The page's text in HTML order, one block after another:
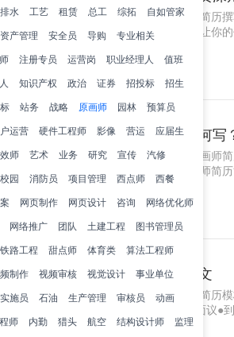
水 工艺 租赁 总工 综拓
自如管家
资产管理 安全员 导购
专业相关
注册专员 运营岗 职业经理人
值班
知识产权 政治 证券 招投标
招生
站务 战略 原画师 园林
预算员
运营 硬件工程师 影像 营运
应届生
师 艺术 业务 研究 宣传
汽修
校园 消防员 项目管理 西点师
西餐
网页制作 网页设计 咨询
网络优化师
网络推广 团队 土建工程
图书管理员
铁路工程 甜点师 体育类
算法工程师
制作 视频审核 视觉设计
事业单位
实施员 石油 生产管理 审核员
动画
师
内勤 猎头 航空 结构设计师
监理
立即创建您的简历游戏原画师简历
游戏行业，一份出色的简历能让你
227
游戏角色原画师简历如何写
立即创建您的简历游戏角色原画师
的今天，一份出色的角色原画师简
告，拥有完整项目数据和量化成..1
624
原画师求职简历模板范文
立即创建您的简历原画师求职简历
城市：广东广州●薪资要求：面议
机科学与技术●学位：学士●G..1